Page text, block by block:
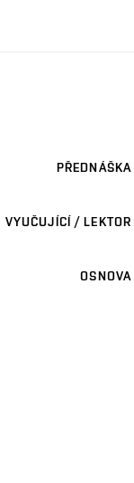
PŘEDNÁŠKA
VYUČUJÍCÍ / LEKTOR
OSNOVA